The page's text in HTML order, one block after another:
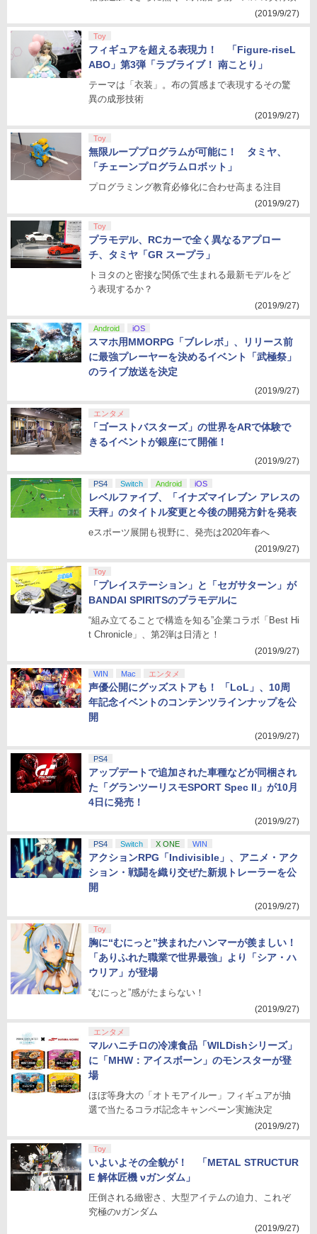
(2019/9/27)
Toy
フィギュアを超える表現力！ 「Figure-riseL
ABO」第3弾「ラブライブ！ 南ことり」
テーマは「衣装」。布の質感まで表現するその驚
異の成形技術
(2019/9/27)
Toy
無限ループプログラムが可能に！ タミヤ、
「チェーンプログラムロボット」
プログラミング教育必修化に合わせ高まる注目
(2019/9/27)
Toy
プラモデル、RCカーで全く異なるアプロー
チ、タミヤ「GR スープラ」
トヨタのと密接な関係で生まれる最新モデルをど
う表現するか？
(2019/9/27)
Android iOS
スマホ用MMORPG「ブレレボ」、リリース前
に最強プレーヤーを決めるイベント「武極祭」
のライブ放送を決定
(2019/9/27)
エンタメ
「ゴーストバスターズ」の世界をARで体験で
きるイベントが銀座にて開催！
(2019/9/27)
PS4 Switch Android iOS
レベルファイブ、「イナズマイレブン アレスの
天秤」のタイトル変更と今後の開発方針を発表
eスポーツ展開も視野に、発売は2020年春へ
(2019/9/27)
Toy
「プレイステーション」と「セガサターン」が
BANDAI SPIRITSのプラモデルに
“組み立てることで構造を知る”企業コラボ「Best Hi
t Chronicle」、第2弾は日清と！
(2019/9/27)
WIN Mac エンタメ
声優公開にグッズストアも！ 「LoL」、10周
年記念イベントのコンテンツラインナップを公
開
(2019/9/27)
PS4
アップデートで追加された車種などが同梱され
た「グランツーリスモSPORT Spec II」が10月
4日に発売！
(2019/9/27)
PS4 Switch X ONE WIN
アクションRPG「Indivisible」、アニメ・アク
ション・戦闘を織り交ぜた新規トレーラーを公
開
(2019/9/27)
Toy
胸に“むにっと”挟まれたハンマーが羨ましい！
「ありふれた職業で世界最強」より「シア・ハ
ウリア」が登場
“むにっと”感がたまらない！
(2019/9/27)
エンタメ
マルハニチロの冷凍食品「WILDishシリーズ」
に「MHW：アイスボーン」のモンスターが登
場
ほぼ等身大の「オトモアイルー」フィギュアが抽
選で当たるコラボ記念キャンペーン実施決定
(2019/9/27)
Toy
いよいよその全貌が！ 「METAL STRUCTUR
E 解体匠機 νガンダム」
圧倒される緻密さ、大型アイテムの迫力、これぞ
究極のνガンダム
(2019/9/27)